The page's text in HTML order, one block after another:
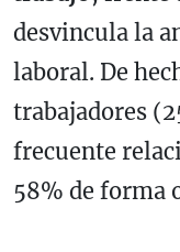
desvincula la
laboral. De
trabajadores
frecuente
58% de forma